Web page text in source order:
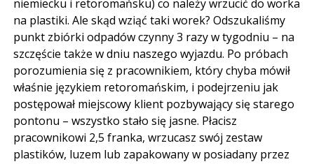
niemiecku i retoromańsku) co należy wrzucić do worka
na plastiki. Ale skąd wziąć taki worek? Odszukaliśmy
punkt zbiórki odpadów czynny 3 razy w tygodniu – na
szczęście także w dniu naszego wyjazdu. Po próbach
porozumienia się z pracownikiem, który chyba mówił
właśnie językiem retoromańskim, i podejrzeniu jak
postępował miejscowy klient pozbywający się starego
pontonu – wszystko stało się jasne. Płacisz
pracownikowi 2,5 franka, wrzucasz swój zestaw
plastików, luzem lub zapakowany w posiadany przez